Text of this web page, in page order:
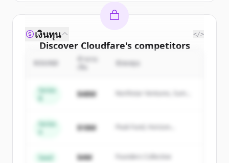
Discover Cloudfare's competitors
Sign up for free to view all
New accounts include trial credits to
get started.
Create Free Account
เงินทุน </>
นักลงทุน
Series
$48M
Northstar Ventures, Summit
Series
$18M
Peak Fund, Horizon
Seed $4M Founders Collective